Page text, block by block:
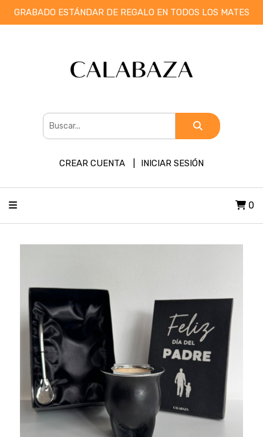
GRABADO ESTÁNDAR DE REGALO EN TODOS LOS MATES
CREAR CUENTA INICIAR SESIÓN
0